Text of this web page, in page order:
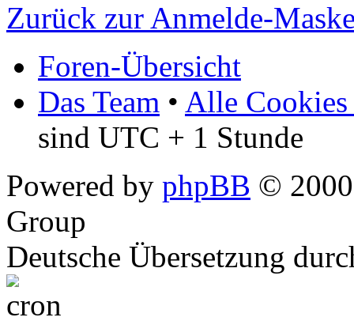
Zurück zur Anmelde-
Foren-Übersicht
Das Team • Alle Cookies
sind UTC + 1 Stunde
Powered by phpBB ©
Group
Deutsche Übersetzung